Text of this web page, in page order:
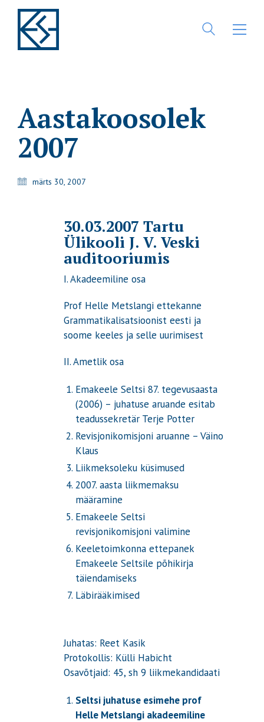
Aastakoosolek
2007
märts 30, 2007
30.03.2007 Tartu
Ülikooli J. V. Veski
auditooriumis
I. Akadeemiline osa
Prof Helle Metslangi ettekanne
Grammatikalisatsioonist eesti ja
soome keeles ja selle uurimisest
II. Ametlik osa
Emakeele Seltsi 87. tegevusaasta
(2006) – juhatuse aruande esitab
teadussekretär Terje Potter
Revisjonikomisjoni aruanne – Väino
Klaus
Liikmeksoleku küsimused
2007. aasta liikmemaksu
määramine
Emakeele Seltsi
revisjonikomisjoni valimine
Keeletoimkonna ettepanek
Emakeele Seltsile põhikirja
täiendamiseks
Läbirääkimised
Juhatas: Reet Kasik
Protokollis: Külli Habicht
Osavõtjaid: 45, sh 9 liikmekandidaati
Seltsi juhatuse esimehe prof
Helle Metslangi akadeemiline